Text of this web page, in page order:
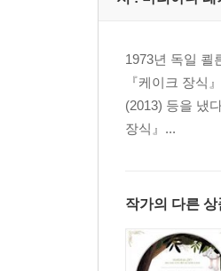
1973년 독일 쾰
『케이크 장식
(2013) 등을 냈
장식』...
작가의 다른 상